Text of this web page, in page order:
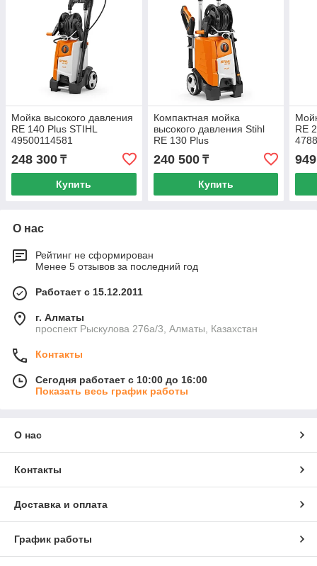
Мойка высокого давления
RE 140 Plus STIHL
49500114581
248 300 ₸
Купить
Компактная мойка
высокого давления Stihl
RE 130 Plus
240 500₸
Купить
RE
О нас
Рейтинг не сформирован
Менее 5 отзывов за последний год
Работает с 15.12.2011
г. Алматы
проспект Рыскулова 276а/3, Алматы, Казахстан
Контакты
Сегодня работает с 10:00 до 16:00
Показать весь график работы
О нас
Контакты
Доставка и оплата
График работы